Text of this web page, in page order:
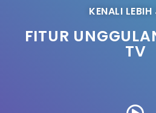
KENALI
FITUR
TV